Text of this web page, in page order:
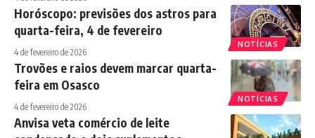
NOTÍCIAS
Horóscopo: previsões dos astros para
quarta-feira, 4 de fevereiro
4 de fevereiro de 2026
NOTÍCIAS
Trovões e raios devem marcar quarta-
feira em Osasco
4 de fevereiro de 2026
Anvisa veta comércio de leite